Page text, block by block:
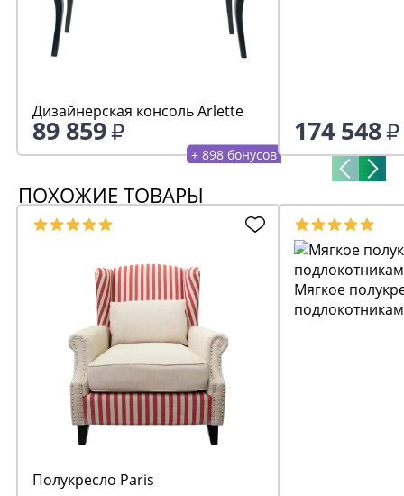
Дизайнерская консоль Arlette
89 859
+ 898 бонусов
174 548
ПОХОЖИЕ ТОВАРЫ
Полукресло Paris
Мягкое